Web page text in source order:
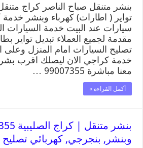
بنشر متنقل صباح الناصر كراج
تواير ( اطارات) كهرباء وبنشر خدمة
سيارات عند البيت خدمة السيارات
مقدمة لجميع العملاء تبديل تواير
تصليح السيارات امام المنزل
خدمة كراجي الان ليصلك اقرب
معنا مباشرة 99007355 …
أكمل القراءة »
وبنشر, بنجرجي, كهربائي